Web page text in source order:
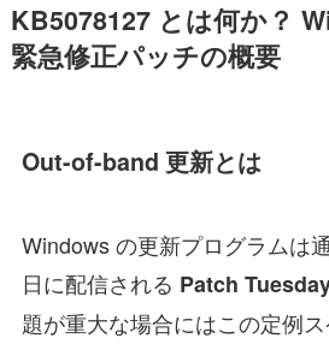
KB5078127 とは何か？
緊急修正パッチの概要
Out-of-band 更新とは
Windows の更新プログラムは
日に配信される Patch
題が重大な場合にはこの定例